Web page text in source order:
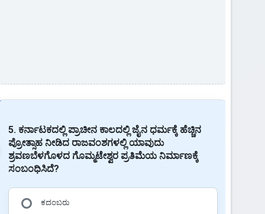
5. ಕರ್ನಾಟಕದಲ್ಲಿ ಪ್ರಾಚೀನ ಕಾಲದಲ್ಲಿ ಜೈನ ಧರ್ಮಕ್ಕೆ ಹೆಚ್ಚಿನ
ಪ್ರೋತ್ಸಾಹ ನೀಡಿದ ರಾಜವಂಶಗಳಲ್ಲಿ ಯಾವುದು
ಶ್ರವಣಬೆಳಗೊಳದ ಗೊಮ್ಮಟೇಶ್ವರ ಪ್ರತಿಮೆಯ ನಿರ್ಮಾಣಕ್ಕೆ
ಸಂಬಂಧಿಸಿದೆ?
ಕದಂಬರು